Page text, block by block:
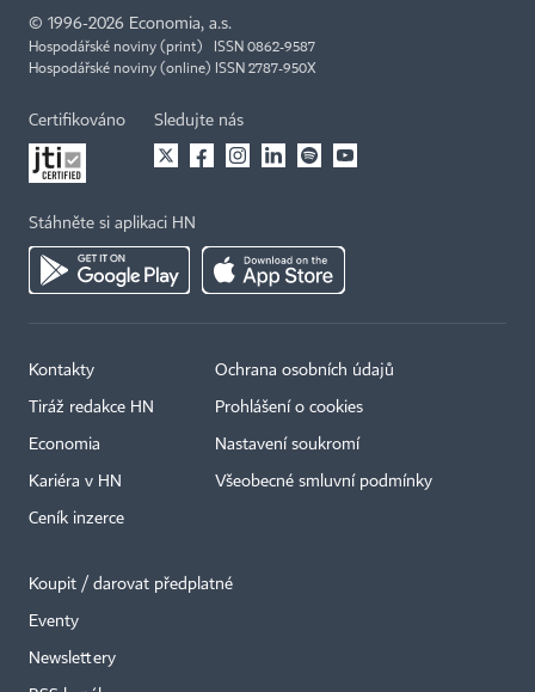
© 1996-2026 Economia, a.s.
Hospodářské noviny (print) ISSN 0862-9587
Hospodářské noviny (online) ISSN 2787-950X
Certifikováno Sledujte nás
Stáhněte si aplikaci HN
Kontakty
Tiráž redakce HN
Economia
Kariéra v HN
Ceník inzerce
Ochrana osobních údajů
Prohlášení o cookies
Nastavení soukromí
Všeobecné smluvní podmínky
Koupit / darovat předplatné
Eventy
Newslettery